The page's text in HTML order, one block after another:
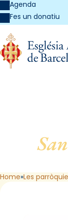
Agenda
Fes un donatiu
Home Les